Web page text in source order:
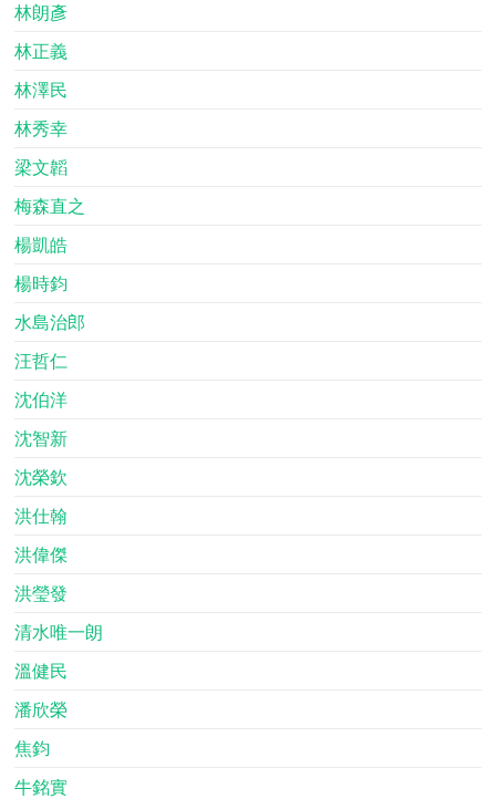
林朗彥
林正義
林澤民
林秀幸
梁文韜
梅森直之
楊凱皓
楊時鈞
水島治郎
汪哲仁
沈伯洋
沈智新
沈榮欽
洪仕翰
洪偉傑
洪瑩發
清水唯一朗
溫健民
潘欣榮
焦鈞
牛銘實